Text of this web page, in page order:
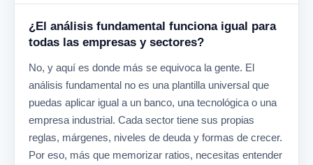
¿El análisis fundamental funciona igual para
todas las empresas y sectores?
No, y aquí es donde más se equivoca la gente. El
análisis fundamental no es una plantilla universal que
puedas aplicar igual a un banco, una tecnológica o una
empresa industrial. Cada sector tiene sus propias
reglas, márgenes, niveles de deuda y formas de crecer.
Por eso, más que memorizar ratios, necesitas entender